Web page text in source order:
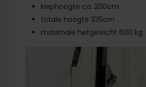
kiephoogte ca. 200cm
totale hoogte 335cm
maximale hefgewicht 600 kg